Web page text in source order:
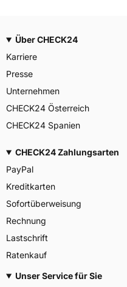
Über CHECK24
Karriere
Presse
Unternehmen
CHECK24 Österreich
CHECK24 Spanien
CHECK24 Zahlungsarten
PayPal
Kreditkarten
Sofortüberweisung
Rechnung
Lastschrift
Ratenkauf
Unser Service für Sie